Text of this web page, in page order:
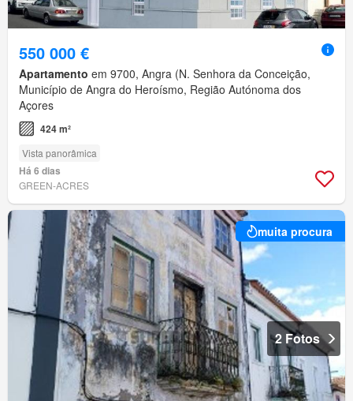
550 000 €
Apartamento em 9700, Angra (N. Senhora da Conceição,
Município de Angra do Heroísmo, Região Autónoma dos
Açores
424 m²
Vista panorâmica
Há 6 dias
GREEN-ACRES
muita procura
2 Fotos